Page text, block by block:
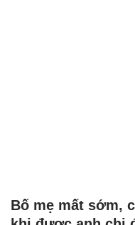
Bố mẹ mất sớm,